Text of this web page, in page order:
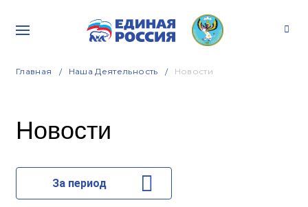
Главная Наша Деятельность Новости
Новости
За период